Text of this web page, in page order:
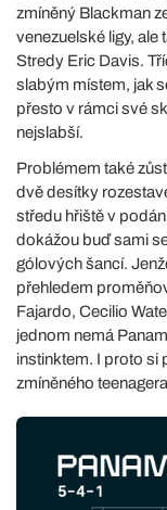
zmíněný Blackman
venezuelské ligy,
Stredy Eric Davis.
slabým místem, jak
přesto v rámci své
nejslabší.
Problémem také
dvě desítky
středu hřiště v
dokážou buď sami
gólových šancí.
přehledem
Fajardo, Cecilio
jednom nemá
instinktem. I proto si
zmíněného